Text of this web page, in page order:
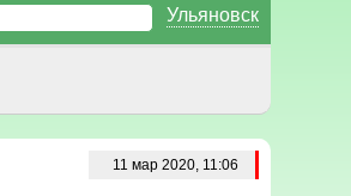
Ульяновск
11 мар 2020, 11:06